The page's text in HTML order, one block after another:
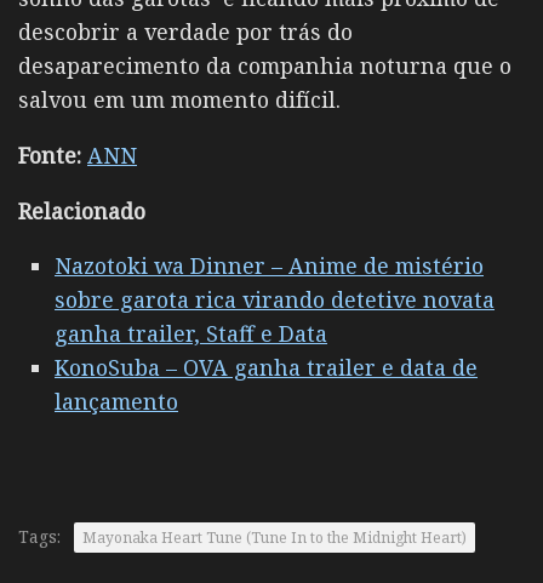
descobrir a verdade por trás do
desaparecimento da companhia noturna que o
salvou em um momento difícil.
Fonte: ANN
Relacionado
Nazotoki wa Dinner – Anime de mistério
sobre garota rica virando detetive novata
ganha trailer, Staff e Data
KonoSuba – OVA ganha trailer e data de
lançamento
Tags: Mayonaka Heart Tune (Tune In to the Midnight Heart)